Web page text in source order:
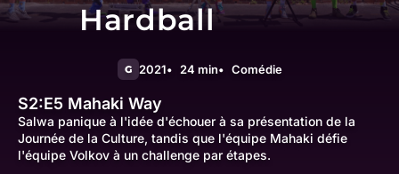
Hardball
G 2021 24 min Comédie
S2:E5 Mahaki Way
Salwa panique à l'idée d'échouer à sa présentation de la
Journée de la Culture, tandis que l'équipe Mahaki défie
l'équipe Volkov à un challenge par étapes.